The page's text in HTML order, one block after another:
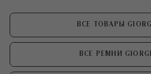
ВСЕ ТОВАРЫ
ВСЕ РЕМНИ